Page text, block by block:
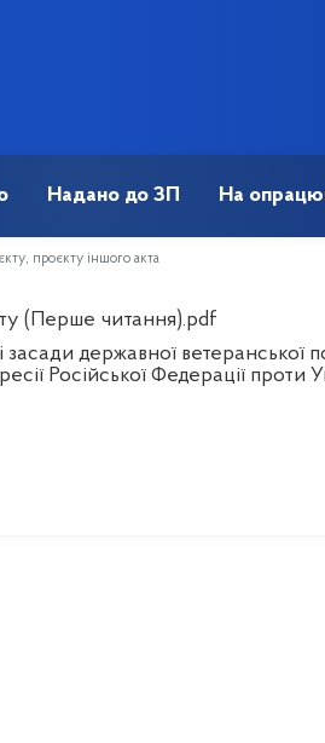
Надано до ЗП На
проєкту іншого акта
(Перше читання).pdf
державної ветеранської
Російської Федерації проти